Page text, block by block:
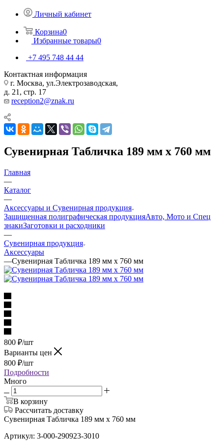
Личный кабинет
Корзина0
Избранные товары0
+7 495 748 44 44
Контактная информация
г. Москва, ул.Электрозаводская,
д. 21, стр. 17
reception2@znak.ru
Сувенирная Табличка 189 мм х 760 мм
Главная
—
Каталог
—
Аксессуары и Сувенирная продукция
Защищенная полиграфическая продукцияАвто, Мото и Спец
знакиЗаготовки и расходники
—
Сувенирная продукция
Аксессуары
—Сувенирная Табличка 189 мм х 760 мм
800 ₽/шт
Варианты цен
800 ₽/шт
Подробности
Много
В корзину
Рассчитать доставку
Сувенирная Табличка 189 мм х 760 мм
Артикул: 3-000-290923-3010